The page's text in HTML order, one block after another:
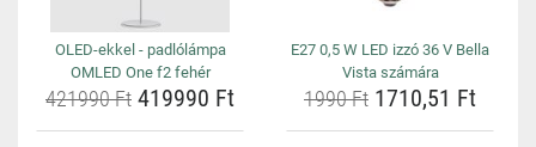
OLED-ekkel - padlólámpa
OMLED One f2 fehér
421990 Ft 419990 Ft
E27 0,5 W LED izzó 36 V Bella
Vista számára
1990 Ft 1710,51 Ft